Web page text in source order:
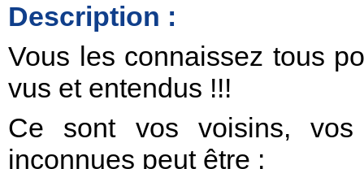
Description :
Vous les connaissez tous
vus et entendus !!!
Ce sont vos voisins,
inconnues peut être :